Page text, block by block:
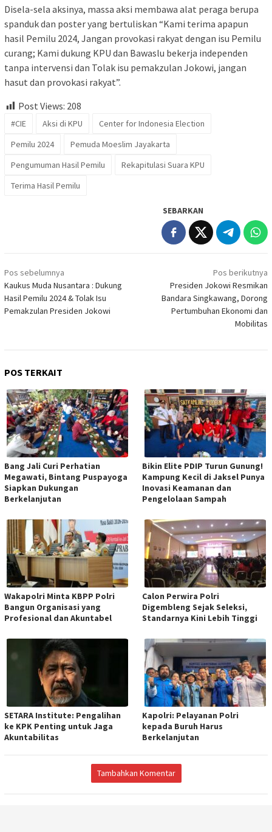
Disela-sela aksinya, massa aksi membawa alat peraga berupa
spanduk dan poster yang bertuliskan “Kami terima apapun
hasil Pemilu 2024, Jangan provokasi rakyat dengan isu Pemilu
curang; Kami dukung KPU dan Bawaslu bekerja independen
tanpa intervensi dan Tolak isu pemakzulan Jokowi, jangan
hasut dan provokasi rakyat”.
Post Views: 208
#CIE Aksi di KPU
Center for Indonesia Election
Pemilu 2024
Pemuda Moeslim Jayakarta
Pengumuman Hasil Pemilu
Rekapitulasi Suara KPU
Terima Hasil Pemilu
SEBARKAN
Navigasi
pos
Pos sebelumnya
Kaukus Muda Nusantara : Dukung
Hasil Pemilu 2024 & Tolak Isu
Pemakzulan Presiden Jokowi
Pos berikutnya
Presiden Jokowi Resmikan
Bandara Singkawang, Dorong
Pertumbuhan Ekonomi dan
Mobilitas
POS TERKAIT
Bang Jali Curi Perhatian
Megawati, Bintang Puspayoga
Siapkan Dukungan
Berkelanjutan
Bikin Elite PDIP Turun Gunung!
Kampung Kecil di Jaksel Punya
Inovasi Keamanan dan
Pengelolaan Sampah
Wakapolri Minta KBPP Polri
Bangun Organisasi yang
Profesional dan Akuntabel
Calon Perwira Polri
Digembleng Sejak Seleksi,
Standarnya Kini Lebih Tinggi
SETARA Institute: Pengalihan
ke KPK Penting untuk Jaga
Akuntabilitas
Kapolri: Pelayanan Polri
kepada Buruh Harus
Berkelanjutan
Tambahkan Komentar